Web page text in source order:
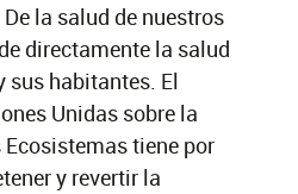
la salud de nuestros
directamente la salud
sus habitantes. El
Unidas sobre la
tiene por
y revertir la